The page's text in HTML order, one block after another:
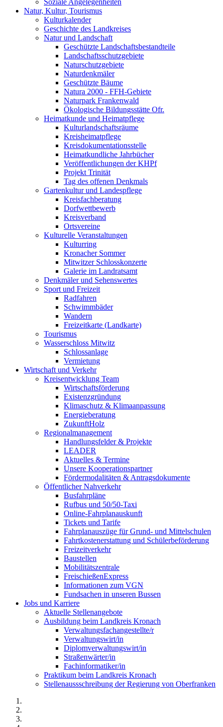
Soziale Angelegenheiten
Natur, Kultur, Tourismus
Kulturkalender
Geschichte des Landkreises
Natur und Landschaft
Geschützte Landschaftsbestandteile
Landschaftsschutzgebiete
Naturschutzgebiete
Naturdenkmäler
Geschützte Bäume
Natura 2000 - FFH-Gebiete
Naturpark Frankenwald
Ökologische Bildungsstätte Ofr.
Heimatkunde und Heimatpflege
Kulturlandschaftsräume
Kreisheimatpflege
Kreisdokumentationsstelle
Heimatkundliche Jahrbücher
Veröffentlichungen der KHPf
Projekt Trinität
Tag des offenen Denkmals
Gartenkultur und Landespflege
Kreisfachberatung
Dorfwettbewerb
Kreisverband
Ortsvereine
Kulturelle Veranstaltungen
Kulturring
Kronacher Sommer
Mitwitzer Schlosskonzerte
Galerie im Landratsamt
Denkmäler und Sehenswertes
Sport und Freizeit
Radfahren
Schwimmbäder
Wandern
Freizeitkarte (Landkarte)
Tourismus
Wasserschloss Mitwitz
Schlossanlage
Vermietung
Wirtschaft und Verkehr
Kreisentwicklung Team
Wirtschaftsförderung
Existenzgründung
Klimaschutz & Klimaanpassung
Energieberatung
ZukunftHolz
Regionalmanagement
Handlungsfelder & Projekte
LEADER
Aktuelles & Termine
Unsere Kooperationspartner
Fördermodalitäten & Antragsdokumente
Öffentlicher Nahverkehr
Busfahrpläne
Rufbus und 50/50-Taxi
Online-Fahrplanauskunft
Tickets und Tarife
Fahrplanauszüge für Grund- und Mittelschulen
Fahrtkostenerstattung und Schülerbeförderung
Freizeitverkehr
Baustellen
Mobilitätszentrale
FreischießenExpress
Informationen zum VGN
Fundsachen in unseren Bussen
Jobs und Karriere
Aktuelle Stellenangebote
Ausbildung beim Landkreis Kronach
Verwaltungsfachangestellte/r
Verwaltungswirt/in
Diplomverwaltungswirt/in
Straßenwärter/in
Fachinformatiker/in
Praktikum beim Landkreis Kronach
Stellenaussschreibung der Regierung von Oberfranken